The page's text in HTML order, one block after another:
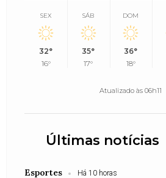
SEX
32°
16°
SÁB
35°
17°
DOM
36°
18°
Atualizado às 06h11
Últimas notícias
Esportes Há 10 horas